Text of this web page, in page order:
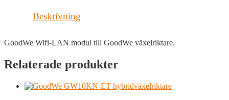
Beskrivning
GoodWe Wifi-LAN modul till GoodWe växelriktare.
Relaterade produkter